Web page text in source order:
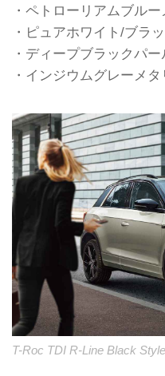
・ペトローリアムブル
・ピュアホワイト/ブラ
・ディープブラックパ
・インジウムグレーメ
T-Roc TDI R-Line Black Style